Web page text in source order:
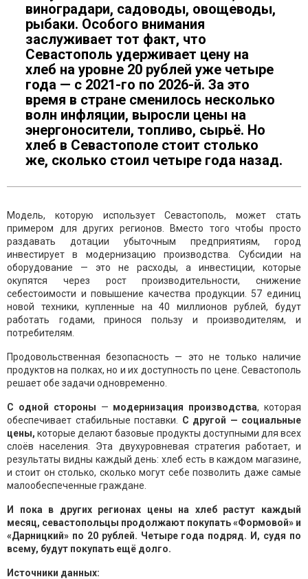
виноградари, садоводы, овощеводы,
рыбаки. Особого внимания
заслуживает тот факт, что
Севастополь удерживает цену на
хлеб на уровне 20 рублей уже четыре
года — с 2021-го по 2026-й. За это
время в стране сменилось несколько
волн инфляции, выросли цены на
энергоносители, топливо, сырьё. Но
хлеб в Севастополе стоит столько
же, сколько стоил четыре года назад.
Модель, которую использует Севастополь, может стать
примером для других регионов. Вместо того чтобы просто
раздавать дотации убыточным предприятиям, город
инвестирует в модернизацию производства. Субсидии на
оборудование — это не расходы, а инвестиции, которые
окупятся через рост производительности, снижение
себестоимости и повышение качества продукции. 57 единиц
новой техники, купленные на 40 миллионов рублей, будут
работать годами, принося пользу и производителям, и
потребителям.
Продовольственная безопасность — это не только наличие
продуктов на полках, но и их доступность по цене. Севастополь
решает обе задачи одновременно.
С одной стороны — модернизация производства, которая
обеспечивает стабильные поставки.
С другой — социальные
цены, которые делают базовые продукты доступными для всех
слоёв населения. Эта двухуровневая стратегия работает, и
результаты видны каждый день: хлеб есть в каждом магазине,
и стоит он столько, сколько могут себе позволить даже самые
малообеспеченные граждане.
И пока в других регионах цены на хлеб растут каждый
месяц, севастопольцы продолжают покупать «Формовой» и
«Дарницкий» по 20 рублей. Четыре года подряд. И, судя по
всему, будут покупать ещё долго.
Источники данных: